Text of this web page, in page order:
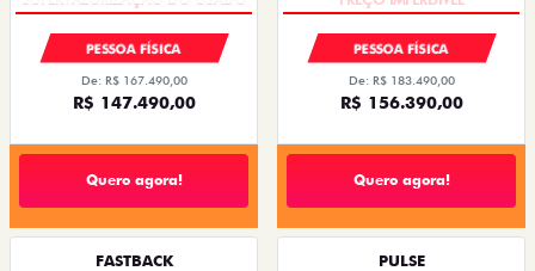
PESSOA FÍSICA
De: R$ 167.490,00
R$ 147.490,00
Quero agora!
PESSOA FÍSICA
De: R$ 183.490,00
R$ 156.390,00
Quero agora!
FASTBACK PULSE